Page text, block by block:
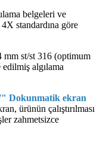
belgeleri ve
standardına göre
st/st 316 (optimum
edilmiş algılama
Dokunmatik ekran
ürünün çalıştırılması
zahmetsizce